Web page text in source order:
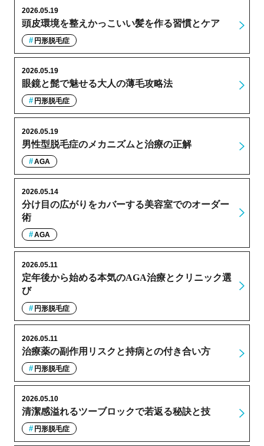
頭皮環境を整えかっこいい髪を作る習慣とケア
2026.05.19
円形脱毛症
眼鏡と髭で魅せる大人の薄毛攻略法
2026.05.19
円形脱毛症
男性型脱毛症のメカニズムと治療の正解
2026.05.19
AGA
分け目の広がりをカバーする美容室でのオーダー
術
2026.05.14
AGA
定年後から始める本気のAGA治療とクリニック選
び
2026.05.11
円形脱毛症
治療薬の副作用リスクと持病との付き合い方
2026.05.11
円形脱毛症
清潔感溢れるツーブロックで若返る秘訣と技
2026.05.10
円形脱毛症